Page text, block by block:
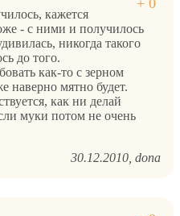
кажется
- с ними и получилось
никогда такого
до того.
как-то с зерном
наверно мятно будет.
как ни делай
муки потом не очень
30.12.2010 dona